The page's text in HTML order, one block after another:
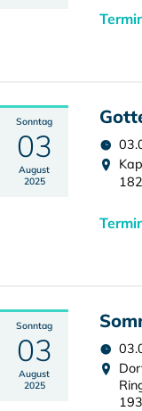
Sonntag
03
August
2025
Sonntag
03
August
2025